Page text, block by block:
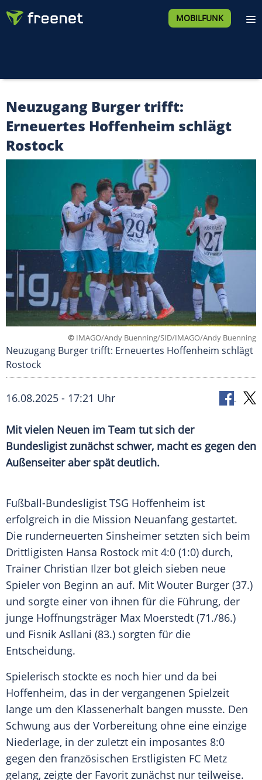
MOBILFUNK
Neuzugang Burger trifft:
Erneuertes Hoffenheim schlägt
Rostock
© IMAGO/Andy Buenning/SID/IMAGO/Andy Buenning
Neuzugang Burger trifft: Erneuertes Hoffenheim schlägt
Rostock
16.08.2025 - 17:21 Uhr
Mit vielen Neuen im Team tut sich der
Bundesligist zunächst schwer, macht es gegen den
Außenseiter aber spät deutlich.
Fußball-Bundesligist TSG Hoffenheim ist
erfolgreich in die Mission Neuanfang gestartet.
Die runderneuerten Sinsheimer setzten sich beim
Drittligisten Hansa Rostock mit 4:0 (1:0) durch,
Trainer Christian Ilzer bot gleich sieben neue
Spieler von Beginn an auf. Mit Wouter Burger (37.)
und sorgte einer von ihnen für die Führung, der
junge Hoffnungsträger Max Moerstedt (71./86.)
und Fisnik Asllani (83.) sorgten für die
Entscheidung.
Spielerisch stockte es noch hier und da bei
Hoffenheim, das in der vergangenen Spielzeit
lange um den Klassenerhalt bangen musste. Den
Schwung aus der Vorbereitung ohne eine einzige
Niederlage, in der zuletzt ein imposantes 8:0
gegen den französischen Erstligisten FC Metz
gelang, zeigte der Favorit zunächst nur teilweise.